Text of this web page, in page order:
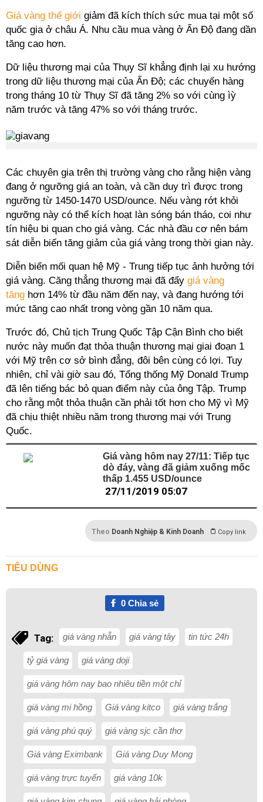
Giá vàng thế giới giảm đã kích thích sức mua tại một số
quốc gia ở châu Á. Nhu cầu mua vàng ở Ấn Độ đang dần
tăng cao hơn.
Dữ liệu thương mại của Thụy Sĩ khẳng định lại xu hướng
trong dữ liệu thương mại của Ấn Độ; các chuyến hàng
trong tháng 10 từ Thụy Sĩ đã tăng 2% so với cùng ìỳ
năm trước và tăng 47% so với tháng trước.
Các chuyên gia trên thị trường vàng cho rằng hiện vàng
đang ở ngưỡng giá an toàn, và cần duy trì được trong
ngưỡng từ 1450-1470 USD/ounce. Nếu vàng rớt khỏi
ngưỡng này có thể kích hoạt làn sóng bán tháo, coi như
tín hiệu bi quan cho giá vàng. Các nhà đầu cơ nên bám
sát diễn biến tăng giảm của giá vàng trong thời gian này.
Diễn biến mối quan hệ Mỹ - Trung tiếp tục ảnh hưởng tới
giá vàng. Căng thẳng thương mại đã đẩy giá vàng
tăng hơn 14% từ đầu năm đến nay, và đang hướng tới
mức tăng cao nhất trong vòng gần 10 năm qua.
Trước đó, Chủ tịch Trung Quốc Tập Cận Bình cho biết
nước này muốn đạt thỏa thuận thương mại giai đoạn 1
với Mỹ trên cơ sở bình đẳng, đôi bên cùng có lợi. Tuy
nhiên, chỉ vài giờ sau đó, Tổng thống Mỹ Donald Trump
đã lên tiếng bác bỏ quan điểm này của ông Tập. Trump
cho rằng một thỏa thuận cần phải tốt hơn cho Mỹ vì Mỹ
đã chịu thiệt nhiều năm trong thương mại với Trung
Quốc.
Giá vàng hôm nay 27/11: Tiếp tục
dò đáy, vàng đã giảm xuống mốc
thấp 1.455 USD/ounce
27/11/2019 05:07
Theo Doanh Nghiệp & Kinh Doanh Copy link
TIÊU DÙNG
0Chia sẻ
Tag: giá vàng nhẫn giá vàng tây tin tức 24h
tỷ giá vàng giá vàng doji
giá vàng hôm nay bao nhiêu tiền một chỉ
giá vàng mi hồng Giá vàng kitco giá vàng trắng
giá vàng phú quý giá vàng sjc cần thơ
Giá vàng Eximbank Giá vàng Duy Mong
giá vàng trực tuyến giá vàng 10k